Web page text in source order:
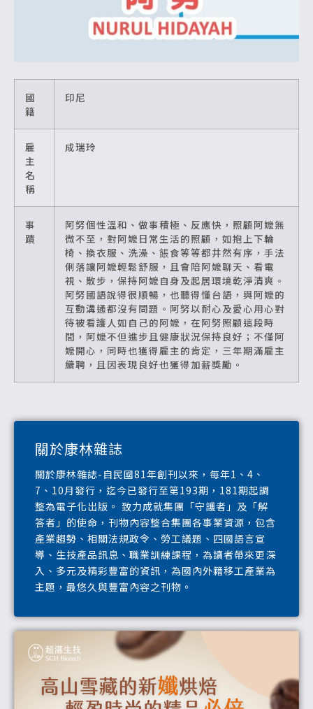
國
籍
印尼
雇
主
名
稱
成瑞玲
事
蹟
阿努個性溫和、做事積極、反應快，照顧阿嬤無
微不至，對阿嬤日常生活的照顧，如抱上下輪
椅、換衣服、洗澡、餦食等等都井然有序，手法
俐落讓阿嬤輕鬆舒服，且會陪阿嬤聊天、看電
視、散步，保持阿嬤自身及起居環境乾淨清爽。
阿努國語說得很順暢，也聽得懂台語，與阿嬤的
互動溝通都沒有問題。阿努以耐心及愛心用心對
待被看護人如自己的阿嬤，在阿努照顧這段時
間，阿嬤不但進步且健康狀況保持良好；不僅阿
嬤開心，同時也獲得雇主的肯定，三年期滿雇主
續聘，且因表現良好也獲得加薪獎勵。
關於康林雜誌
關於康林雜誌-自民國81年創刊以來，每年1、4、
7、10月發行，迄今已發行至第193期，181期起調
整為電子化出版。 致力成就集團「守護者」及「解
答者」的使命，刊物內容整合集團各事業資源，包含
產業趨勢、相關法規政令、勞工議題、四國語言宣
導、生技產品訊息、職業訓練課程，為讀者帶來更深
入、多元及精彩豐富的資訊，為國內外籍移工產業為
主題，最悠久與豐富內容之刊物。